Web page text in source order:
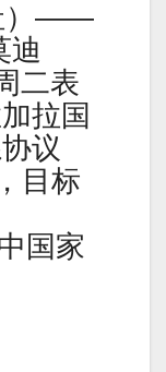
）——
迪
二表
拉国
议
目标
国家